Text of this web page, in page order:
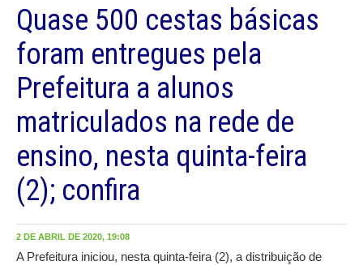
Quase 500 cestas básicas
foram entregues pela
Prefeitura a alunos
matriculados na rede de
ensino, nesta quinta-feira
(2); confira
2 DE ABRIL DE 2020, 19:08
A Prefeitura iniciou, nesta quinta-feira (2), a distribuição de